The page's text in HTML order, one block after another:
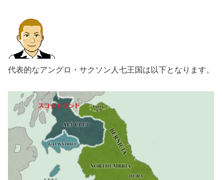
代表的なアングロ・サクソン人七王国は以下となります。